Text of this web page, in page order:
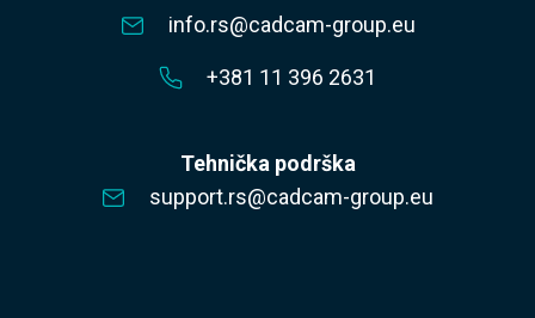
info.rs@cadcam-group.eu
+381 11 396 2631
Tehnička podrška
support.rs@cadcam-group.eu